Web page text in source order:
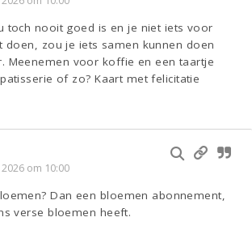
toch nooit goed is en je niet iets voor
doen, zou je iets samen kunnen doen
Meenemen voor koffie en een taartje
of zo? Kaart met felicitatie
om 10:00
Dan een bloemen abonnement,
verse bloemen heeft.